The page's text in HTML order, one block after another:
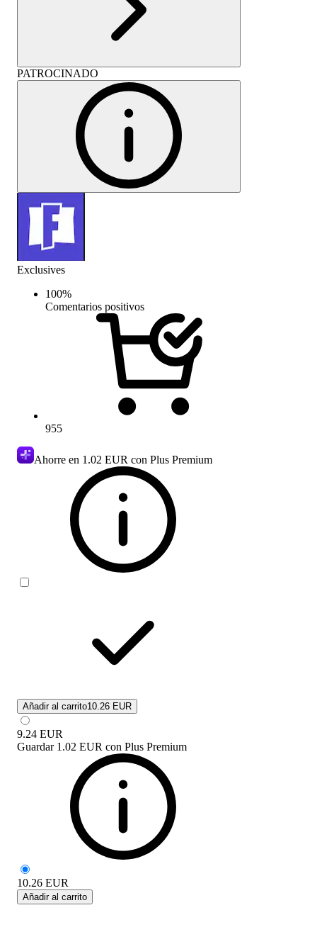
PATROCINADO
Exclusives
100%
Comentarios positivos
955
Ahorre en 1.02 EUR con Plus Premium
Añadir al carrito10.26 EUR
9.24 EUR
Guardar 1.02 EUR con Plus Premium
10.26 EUR
Añadir al carrito